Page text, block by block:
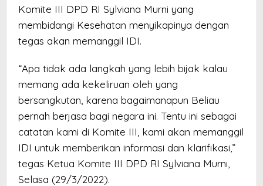
Komite III DPD RI Sylviana Murni yang
membidangi Kesehatan menyikapinya dengan
tegas akan memanggil IDI.
“Apa tidak ada langkah yang lebih bijak kalau
memang ada kekeliruan oleh yang
bersangkutan, karena bagaimanapun Beliau
pernah berjasa bagi negara ini. Tentu ini sebagai
catatan kami di Komite III, kami akan memanggil
IDI untuk memberikan informasi dan klarifikasi,”
tegas Ketua Komite III DPD RI Sylviana Murni,
Selasa (29/3/2022).